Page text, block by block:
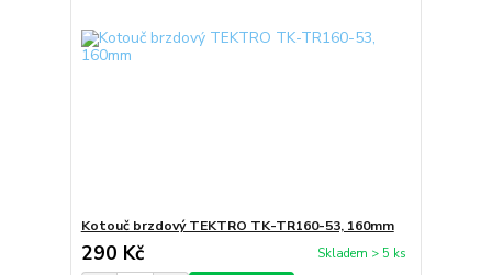
Kotouč brzdový TEKTRO TK-TR160-53, 160mm
290 Kč Skladem > 5 ks